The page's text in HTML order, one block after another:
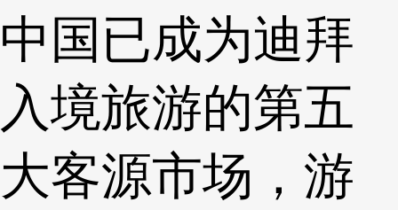
中国已成为迪拜
入境旅游的第五
大客源市场，游